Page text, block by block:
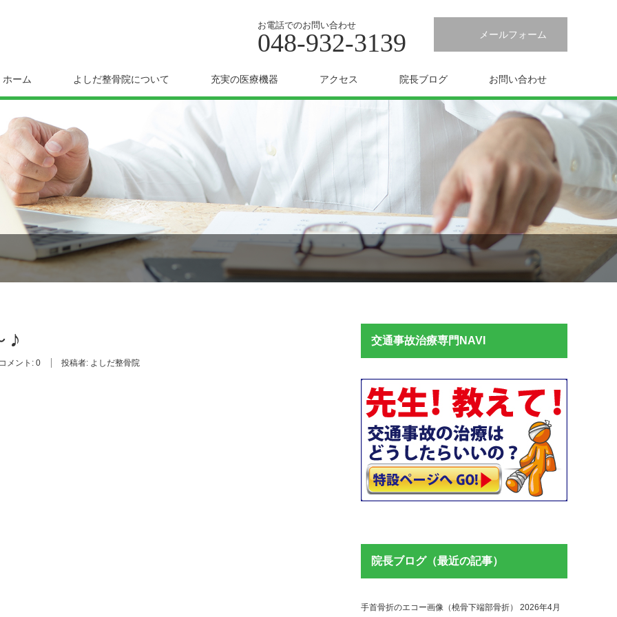
お電話でのお問い合わせ
048-932-3139 メールフォーム
ホーム よしだ整骨院について 充実の医療機器 アクセス 院長ブログ お問い合わせ
♪
メント: 0 投稿者: よしだ整骨院
交通事故治療専門NAVI
院長ブログ（最近の記事）
手首骨折のエコー画像（橈骨下端部骨折） 2026年4月